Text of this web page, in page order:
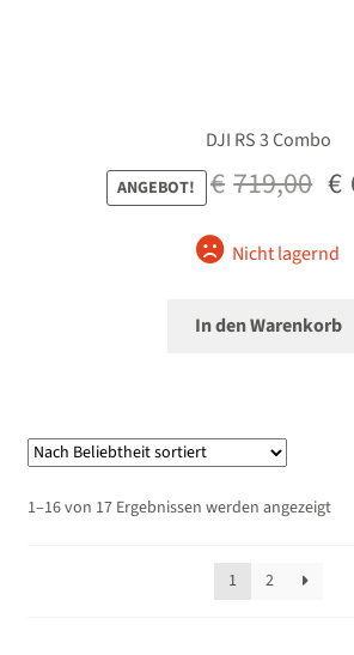
DJI RS 3 Combo
ANGEBOT! € 719,00 €
Nicht lagernd
In den Warenkorb
1–16 von 17 Ergebnissen werden angezeigtNach
1
2